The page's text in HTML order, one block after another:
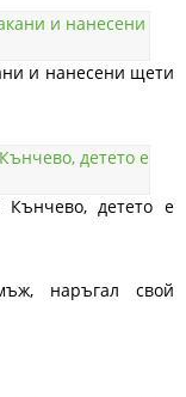
и нанесени щети
детето е
наръгал свой